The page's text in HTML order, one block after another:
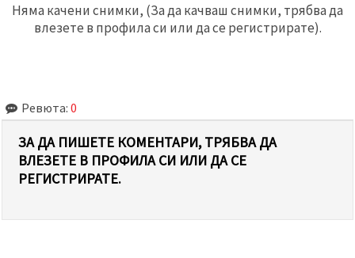
Няма качени снимки, (За да качваш снимки, трябва да
влезете в профила си или да се регистрирате).
Ревюта: 0
ЗА ДА ПИШЕТЕ КОМЕНТАРИ, ТРЯБВА ДА
ВЛЕЗЕТЕ В ПРОФИЛА СИ ИЛИ ДА СЕ
РЕГИСТРИРАТЕ.